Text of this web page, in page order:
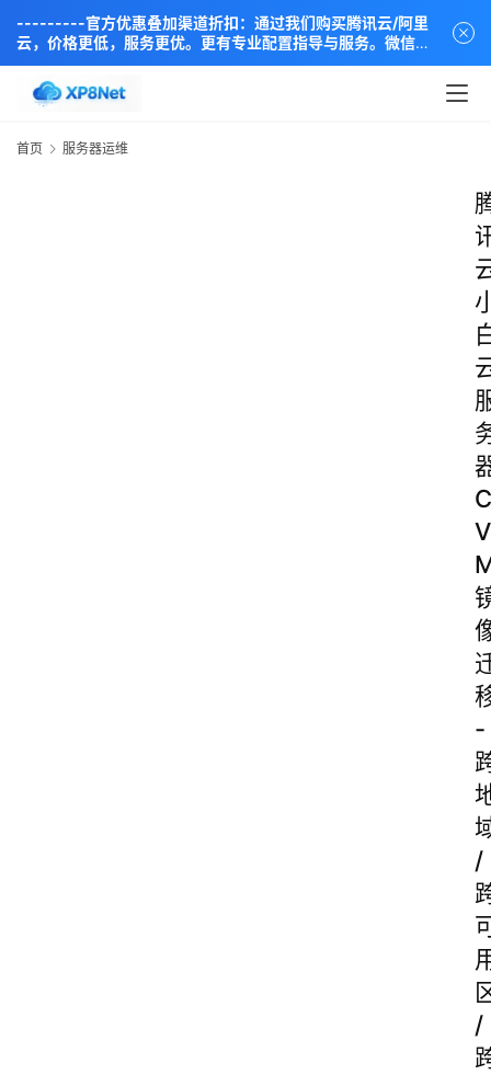
---------官方优惠叠加渠道折扣：通过我们购买腾讯云/阿里
云，价格更低，服务更优。更有专业配置指导与服务。微信同
步：18838889666----
首页 服务器运维
C
V
-
/
/